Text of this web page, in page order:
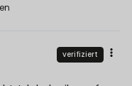
verifiziert